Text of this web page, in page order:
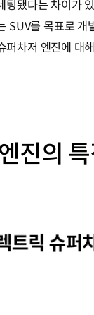
됐다는 차이가
SUV를 목표로 개
차저 엔진에 대
진의 특